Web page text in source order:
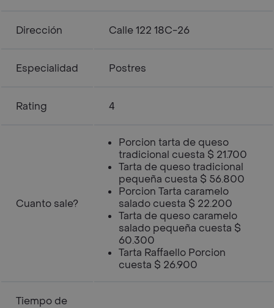
Dirección Calle 122 18C-26
Especialidad Postres
Rating 4
Cuanto sale?
Porcion tarta de queso
tradicional cuesta $ 21.700
Tarta de queso tradicional
pequeña cuesta $ 56.800
Porcion Tarta caramelo
salado cuesta $ 22.200
Tarta de queso caramelo
salado pequeña cuesta $
60.300
Tarta Raffaello Porcion
cuesta $ 26.900
Tiempo de